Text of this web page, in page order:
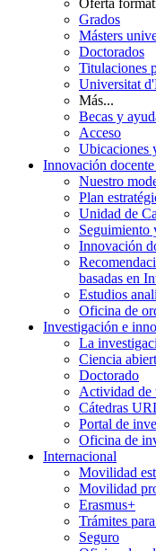
Grados
Másters
Doctorados
Titulaciones
Universitat
Más...
Becas y
Acceso
Ubicaciones
Innovación
Nuestro
Plan
Unidad de
Seguimiento
Innovación
basadas en
Estudios
Oficina de
Investigación e
La
Ciencia
Doctorado
Actividad de
Cátedras
Portal de
Oficina de
Internacional
Movilidad
Movilidad
Erasmus+
Trámites
Seguro